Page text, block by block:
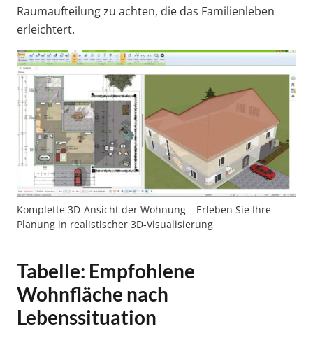
Raumaufteilung zu achten, die das Familienleben
erleichtert.
Komplette 3D-Ansicht der Wohnung – Erleben Sie Ihre
Planung in realistischer 3D-Visualisierung
Tabelle: Empfohlene
Wohnfläche nach
Lebenssituation